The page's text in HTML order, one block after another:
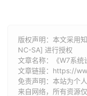
版权声明：本文采用
NC-SA] 进行授权
文章名称：《W7系统
文章链接： https://
免责声明：本站为个
来自网络，所有资源